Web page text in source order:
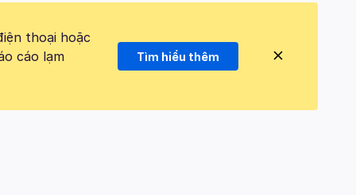
thoại hoặc
cáo lạm
Tìm hiểu thêm